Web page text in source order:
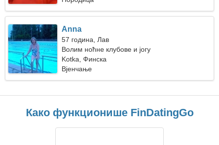
Anna
57 година, Лав
Волим ноћне клубове и јогу
Kotka, Финска
Вјенчање
Како функционише FinDatingGo